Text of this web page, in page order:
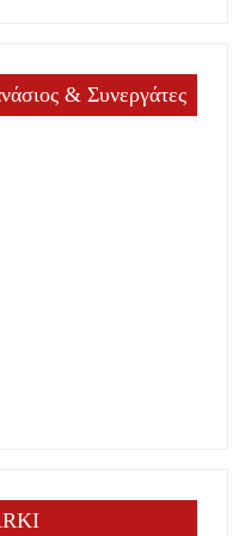
& Συνεργάτες